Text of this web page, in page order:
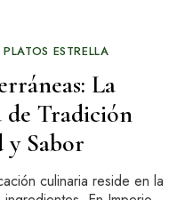
PLATOS ESTRELLA
La
de Tradición
y Sabor
culinaria reside en la